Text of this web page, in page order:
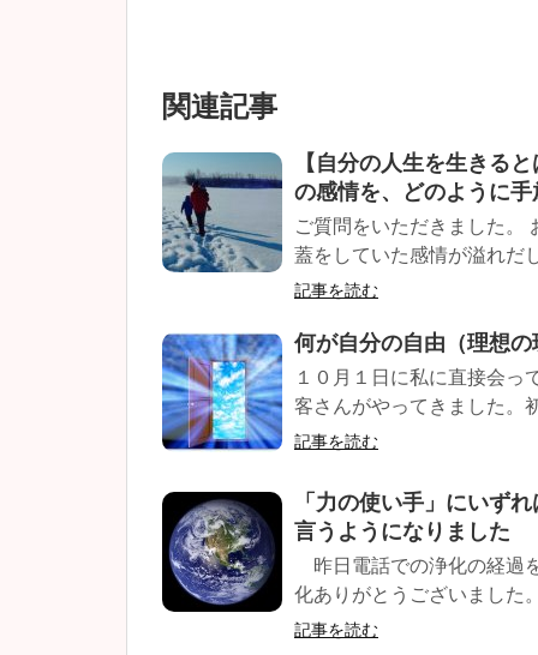
関連記事
【自分の人生を生きる
の感情を、どのように
ご質問をいただきました。
蓋をしていた感情が溢れだ
記事を読む
何が自分の自由（理想
１０月１日に私に直接会っ
客さんがやってきました。
記事を読む
「力の使い手」にいず
言うようになりました
昨日電話での浄化の経過
化ありがとうございました
記事を読む